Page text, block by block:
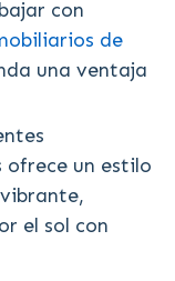
con
de
una ventaja
ofrece un estilo
el sol con